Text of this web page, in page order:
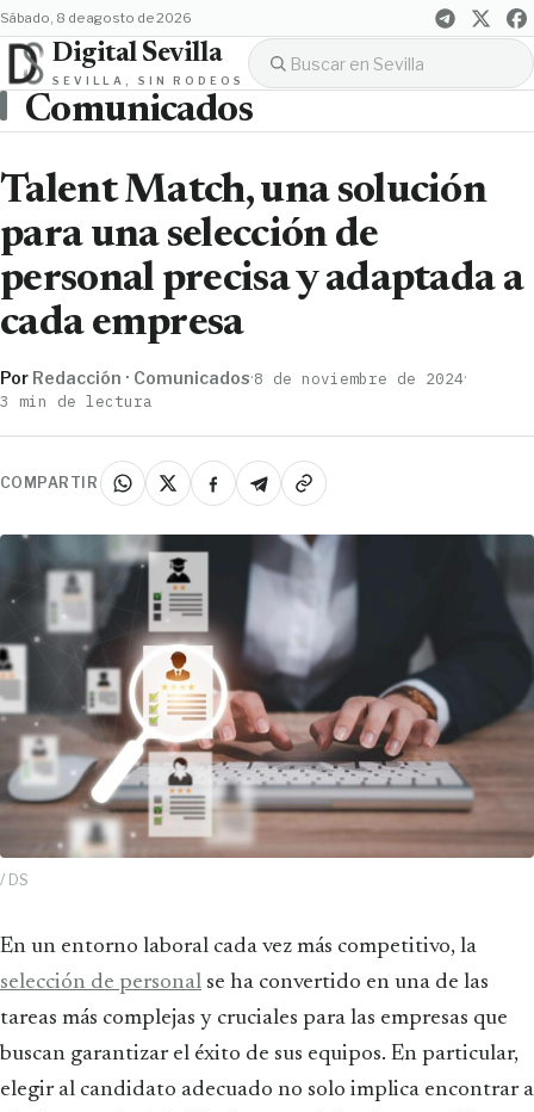
sábado, 8 de agosto de 2026
Digital Sevilla
SEVILLA, SIN RODEOS
Comunicados
Talent Match, una solución
para una selección de
personal precisa y adaptada a
cada empresa
Por Redacción · Comunicados·8 de noviembre de 2024·
3 min de lectura
COMPARTIR
/ DS
En un entorno laboral cada vez más competitivo, la
selección de personal se ha convertido en una de las
tareas más complejas y cruciales para las empresas que
buscan garantizar el éxito de sus equipos. En particular,
elegir al candidato adecuado no solo implica encontrar a